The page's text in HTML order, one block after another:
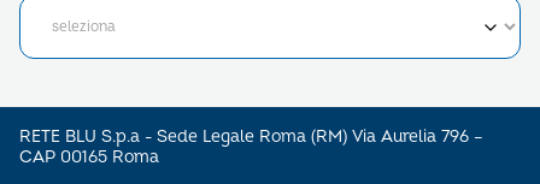
RETE BLU S.p.a - Sede Legale Roma (RM) Via Aurelia 796 –
CAP 00165 Roma